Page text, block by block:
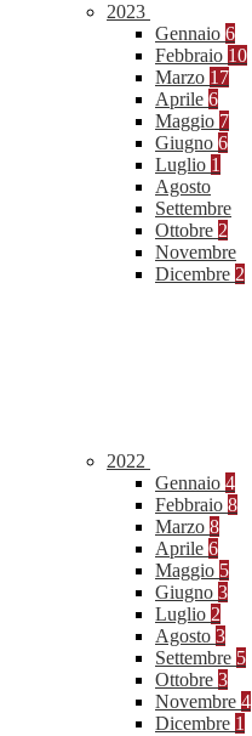
2023
Gennaio 6
Febbraio 10
Marzo 17
Aprile 6
Maggio 7
Giugno 6
Luglio 1
Agosto
Settembre
Ottobre 2
Novembre
Dicembre 2
2022
Gennaio 4
Febbraio 8
Marzo 8
Aprile 6
Maggio 5
Giugno 3
Luglio 2
Agosto 3
Settembre 5
Ottobre 3
Novembre 4
Dicembre 1